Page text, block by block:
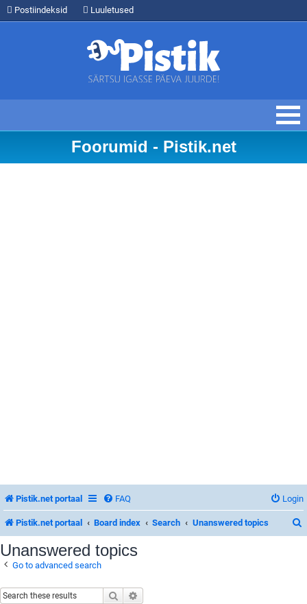
Postiindeksid Luuletused
Foorumid - Pistik.net
Pistik.net portaal FAQ Login
Pistik.net portaal Board index Search Unanswered topics
Unanswered topics
Go to advanced search
Search